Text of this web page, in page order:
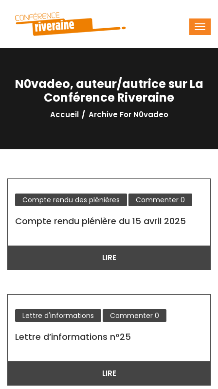
N0vadeo, auteur/autrice sur La
Conférence Riveraine
Accueil Archive For N0vadeo
Compte rendu des plénières Commenter 0
Compte rendu plénière du 15 avril 2025
LIRE
Lettre d'informations Commenter 0
Lettre d’informations n°25
LIRE